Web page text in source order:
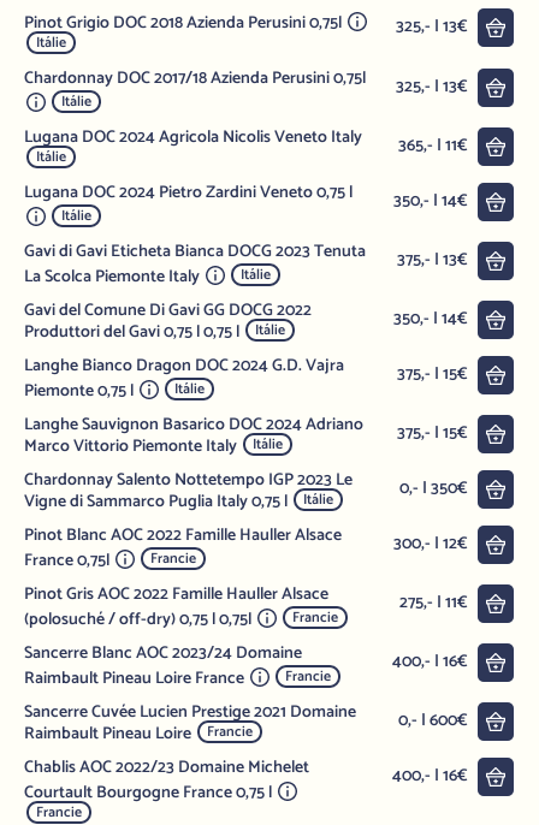
Pinot Grigio DOC 2018 Azienda Perusini 0,75l
Itálie
325,- | 13€
Chardonnay DOC 2017/18 Azienda Perusini 0,75l
Itálie
325,- | 13€
Lugana DOC 2024 Agricola Nicolis Veneto Italy
Itálie 365,- | 11€
Lugana DOC 2024 Pietro Zardini Veneto 0,75 l
Itálie
350,- | 14€
Gavi di Gavi Eticheta Bianca DOCG 2023 Tenuta
La Scolca Piemonte Italy
Itálie
375,- | 13€
Gavi del Comune Di Gavi GG DOCG 2022
Produttori del Gavi 0,75 l 0,75 l Itálie 350,- | 14€
Langhe Bianco Dragon DOC 2024 G.D. Vajra
Piemonte 0,75 l
Itálie
375,- | 15€
Langhe Sauvignon Basarico DOC 2024 Adriano
Marco Vittorio Piemonte Italy Itálie 375,- | 15€
Chardonnay Salento Nottetempo IGP 2023 Le
Vigne di Sammarco Puglia Italy 0,75 l Itálie 0,- | 350€
Pinot Blanc AOC 2022 Famille Hauller Alsace
France 0,75l
Francie
300,- | 12€
Pinot Gris AOC 2022 Famille Hauller Alsace
(polosuché / off-dry) 0,75 l 0,75l
Francie
275,- | 11€
Sancerre Blanc AOC 2023/24 Domaine
Raimbault Pineau Loire France
Francie
400,- | 16€
Sancerre Cuvée Lucien Prestige 2021 Domaine
Raimbault Pineau Loire Francie 0,- | 600€
Chablis AOC 2022/23 Domaine Michelet
Courtault Bourgogne France 0,75 l
Francie
400,- | 16€